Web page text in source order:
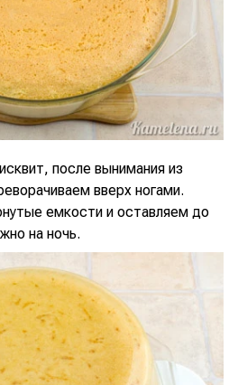
после вынимания из
вверх ногами.
емкости и оставляем до
на ночь.